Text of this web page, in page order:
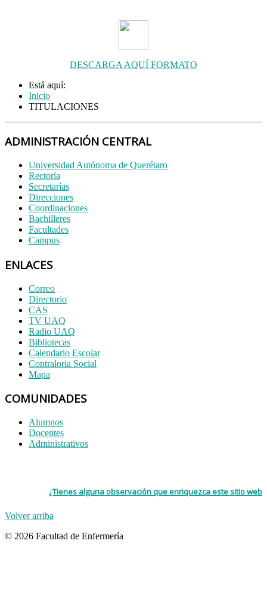
DESCARGA AQUÍ FORMATO
Está aquí:
Inicio
TITULACIONES
ADMINISTRACIÓN CENTRAL
Universidad Autónoma de Querétaro
Rectoría
Secretarías
Direcciones
Coordinaciones
Bachilleres
Facultades
Campus
ENLACES
Correo
Directorio
CAS
TV UAQ
Radio UAQ
Bibliotecas
Calendario Escolar
Contraloria Social
Mapa
COMUNIDADES
Alumnos
Docentes
Administrativos
¿Tienes alguna observación que enriquezca este sitio web
Volver arriba
© 2026 Facultad de Enfermería